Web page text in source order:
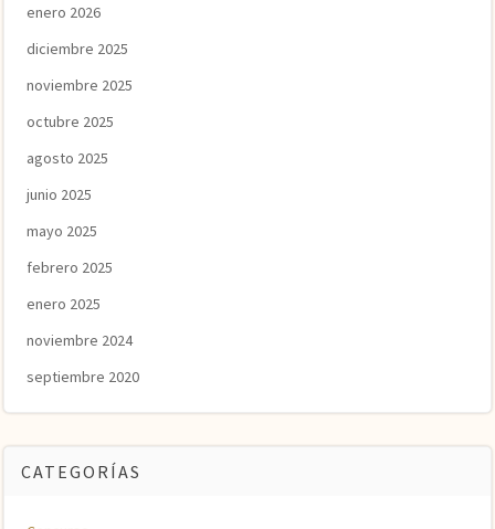
enero 2026
diciembre 2025
noviembre 2025
octubre 2025
agosto 2025
junio 2025
mayo 2025
febrero 2025
enero 2025
noviembre 2024
septiembre 2020
CATEGORÍAS